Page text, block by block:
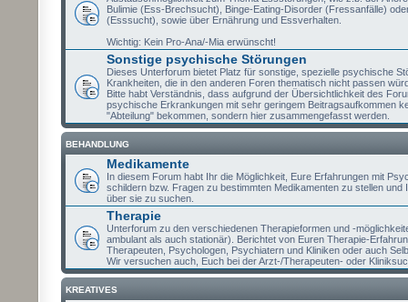
Bulimie (Ess-Brechsucht), Binge-Eating-Disorder (Fressanfälle)
(Esssucht), sowie über Ernährung und Essverhalten.
Wichtig: Kein Pro-Ana/-Mia erwünscht!
Sonstige psychische Störungen
Dieses Unterforum bietet Platz für sonstige, spezielle psychische
Krankheiten, die in den anderen Foren thematisch nicht passen
Bitte habt Verständnis, dass aufgrund der Übersichtlichkeit des
psychische Erkrankungen mit sehr geringem Beitragsaufkommen
"Abteilung" bekommen, sondern hier zusammengefasst werden.
BEHANDLUNG
Medikamente
In diesem Forum habt Ihr die Möglichkeit, Eure Erfahrungen mit
schildern bzw. Fragen zu bestimmten Medikamenten zu stellen und
über sie zu suchen.
Therapie
Unterforum zu den verschiedenen Therapieformen und -
ambulant als auch stationär). Berichtet von Euren Therapie-
Therapeuten, Psychologen, Psychiatern und Kliniken oder auch
Wir versuchen auch, Euch bei der Arzt-/Therapeuten- oder
KREATIVES